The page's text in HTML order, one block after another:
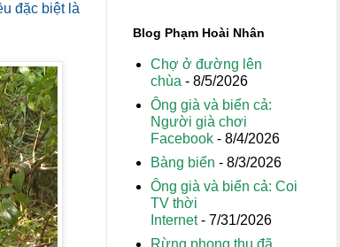
đặc biệt là
Blog Phạm Hoài Nhân
Chợ ở đường lên
chùa - 8/5/2026
Ông già và biển cả:
Người già chơi
Facebook - 8/4/2026
Bàng biển - 8/3/2026
Ông già và biển cả: Coi
TV thời
Internet- 7/31/2026
Rừng phong thu đã